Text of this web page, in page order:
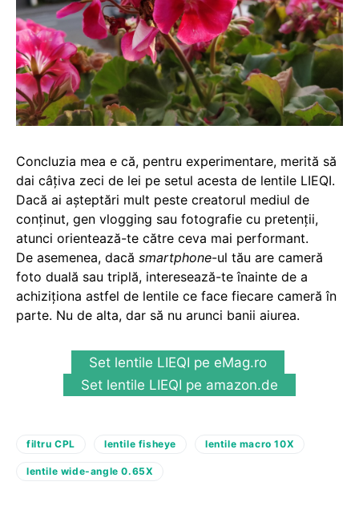
Concluzia mea e că, pentru experimentare, merită să
dai câțiva zeci de lei pe setul acesta de lentile LIEQI.
Dacă ai așteptări mult peste creatorul mediul de
conținut, gen vlogging sau fotografie cu pretenții,
atunci orientează-te către ceva mai performant.
De asemenea, dacă smartphone-ul tău are cameră
foto duală sau triplă, interesează-te înainte de a
achiziționa astfel de lentile ce face fiecare cameră în
parte. Nu de alta, dar să nu arunci banii aiurea.
Set lentile LIEQI pe eMag.ro
Set lentile LIEQI pe amazon.de
filtru CPL lentile fisheye lentile macro 10X
lentile wide-angle 0.65X